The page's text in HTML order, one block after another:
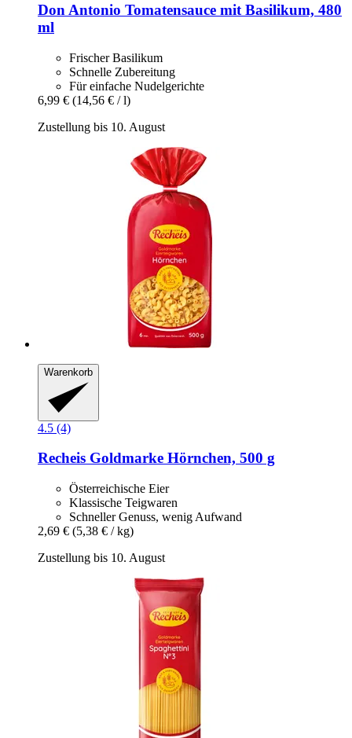
Don Antonio Tomatensauce mit Basilikum, 480
ml
Frischer Basilikum
Schnelle Zubereitung
Für einfache Nudelgerichte
6,99 € (14,56 € / l)
Zustellung bis 10. August
Warenkorb
4.5 (4)
Recheis Goldmarke Hörnchen, 500 g
Österreichische Eier
Klassische Teigwaren
Schneller Genuss, wenig Aufwand
2,69 € (5,38 € / kg)
Zustellung bis 10. August